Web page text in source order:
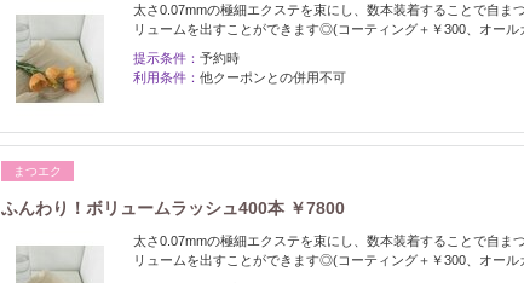
太さ0.07mmの極細エクステを束にし、数本装着することで自ま
リュームを出すことができます◎(コーティング＋￥300、オール
提示条件： 予約時
利用条件： 他クーポンとの併用不可
まつエク
ふんわり！ボリュームラッシュ400本 ￥7800
太さ0.07mmの極細エクステを束にし、数本装着することで自ま
リュームを出すことができます◎(コーティング＋￥300、オール